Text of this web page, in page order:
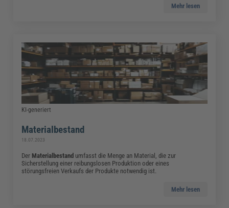
Mehr lesen
KI-generiert
Materialbestand
18.07.2023
Der Materialbestand umfasst die Menge an Material, die zur
Sicherstellung einer reibungslosen Produktion oder eines
störungsfreien Verkaufs der Produkte notwendig ist.
Mehr lesen